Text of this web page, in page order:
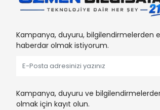
Kampanya, duyuru, bilgilendirmelerden
haberdar olmak istiyorum.
Kampanya, duyuru ve
olmak için kayıt olun.